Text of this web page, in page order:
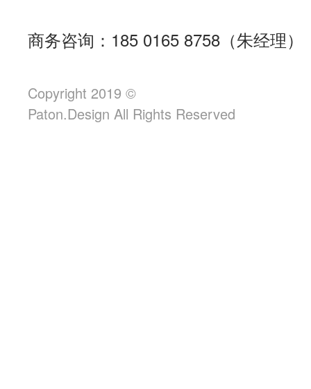
商务咨询：185 0165 8758（朱经理）
Copyright 2019 ©
Paton.Design All Rights Reserved